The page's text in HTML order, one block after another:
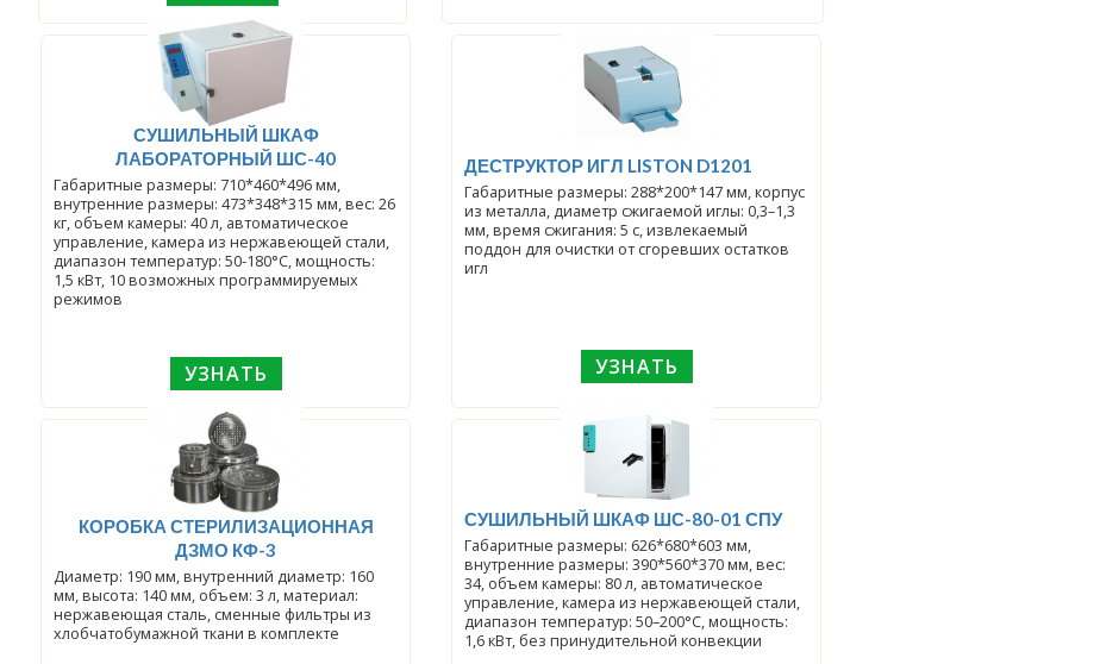
СУШИЛЬНЫЙ ШКАФ
ЛАБОРАТОРНЫЙ ШС-40
Габаритные размеры: 710*460*496 мм,
внутренние размеры: 473*348*315 мм, вес: 26
кг, объем камеры: 40 л, автоматическое
управление, камера из нержавеющей стали,
диапазон температур: 50-180°С, мощность:
1,5 кВт, 10 возможных программируемых
режимов
УЗНАТЬ
ДЕСТРУКТОР ИГЛ LISTON D1201
Габаритные размеры: 288*200*147 мм, корпус
из металла, диаметр сжигаемой иглы: 0,3–1,3
мм, время сжигания: 5 с, извлекаемый
поддон для очистки от сгоревших остатков
игл
УЗНАТЬ
КОРОБКА СТЕРИЛИЗАЦИОННАЯ
ДЗМО КФ-3
Диаметр: 190 мм, внутренний диаметр: 160
мм, высота: 140 мм, объем: 3 л, материал:
нержавеющая сталь, сменные фильтры из
хлобчатобумажной ткани в комплекте
СУШИЛЬНЫЙ ШКАФ ШС-80-01 СПУ
Габаритные размеры: 626*680*603 мм,
внутренние размеры: 390*560*370 мм, вес:
34, объем камеры: 80 л, автоматическое
управление, камера из нержавеющей стали,
диапазон температур: 50–200°С, мощность:
1,6 кВт, без принудительной конвекции